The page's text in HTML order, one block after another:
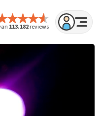
113.182reviews